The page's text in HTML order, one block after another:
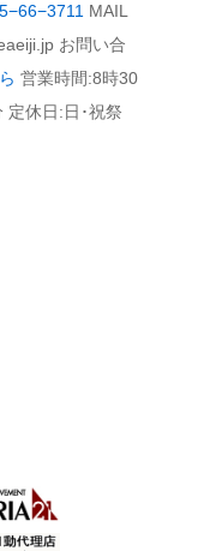
MAIL
お問い合
営業時間:8時30
定休日:日･祝祭